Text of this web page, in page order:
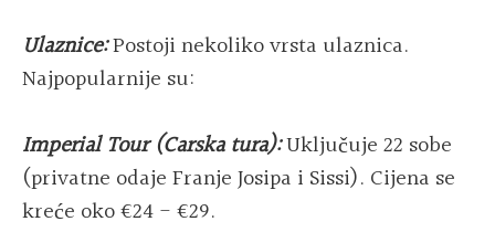
Ulaznice:Postoji nekoliko vrsta ulaznica.
Najpopularnije su:
Imperial Tour (Carska tura):Uključuje 22 sobe
(privatne odaje Franje Josipa i Sissi). Cijena se
kreće oko €24 - €29.